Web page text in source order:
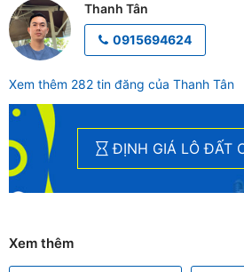
Thanh Tân
0915694624
Xem thêm 282 tin đăng của Thanh Tân
ĐỊNH GIÁ LÔ ĐẤT
Xem thêm